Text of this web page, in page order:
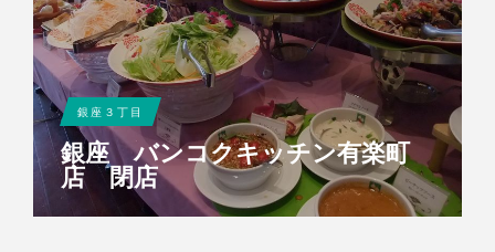
銀座３丁目
銀座 バンコクキッチン有楽町
店 閉店